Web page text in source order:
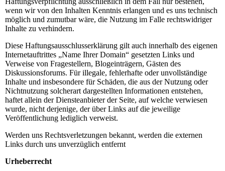
wenn wir von den Inhalten Kenntnis erlangen und es uns technisch
möglich und zumutbar wäre, die Nutzung im Falle rechtswidriger
Inhalte zu verhindern.
Diese Haftungsausschlusserklärung gilt auch innerhalb des eigenen
Internetauftrittes „Name Ihrer Domain“ gesetzten Links und
Verweise von Fragestellern, Blogeinträgern, Gästen des
Diskussionsforums. Für illegale, fehlerhafte oder unvollständige
Inhalte und insbesondere für Schäden, die aus der Nutzung oder
Nichtnutzung solcherart dargestellten Informationen entstehen,
haftet allein der Diensteanbieter der Seite, auf welche verwiesen
wurde, nicht derjenige, der über Links auf die jeweilige
Veröffentlichung lediglich verweist.
Werden uns Rechtsverletzungen bekannt, werden die externen
Links durch uns unverzüglich entfernt
Urheberrecht